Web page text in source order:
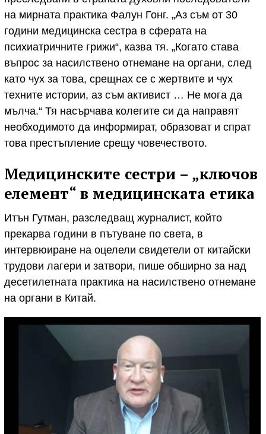
на мирната практика Фалун Гонг. „Аз съм от 30
години медицинска сестра в сферата на
психиатричните грижи“, казва тя. „Когато става
въпрос за насилствено отнемане на органи, след
като чух за това, срещнах се с жертвите и чух
техните истории, аз съм активист … Не мога да
мълча.“ Тя насърчава колегите си да направят
необходимото да информират, образоват и спрат
това престъпление срещу човечеството.
Медицинските сестри – „ключов
елемент“ в медицинската етика
Итън Гутман, разследващ журналист, който
прекарва години в пътуване по света, в
интервюиране на оцелели свидетели от китайски
трудови лагери и затвори, пише обширно за над
десетилетната практика на насилствено отнемане
на органи в Китай.